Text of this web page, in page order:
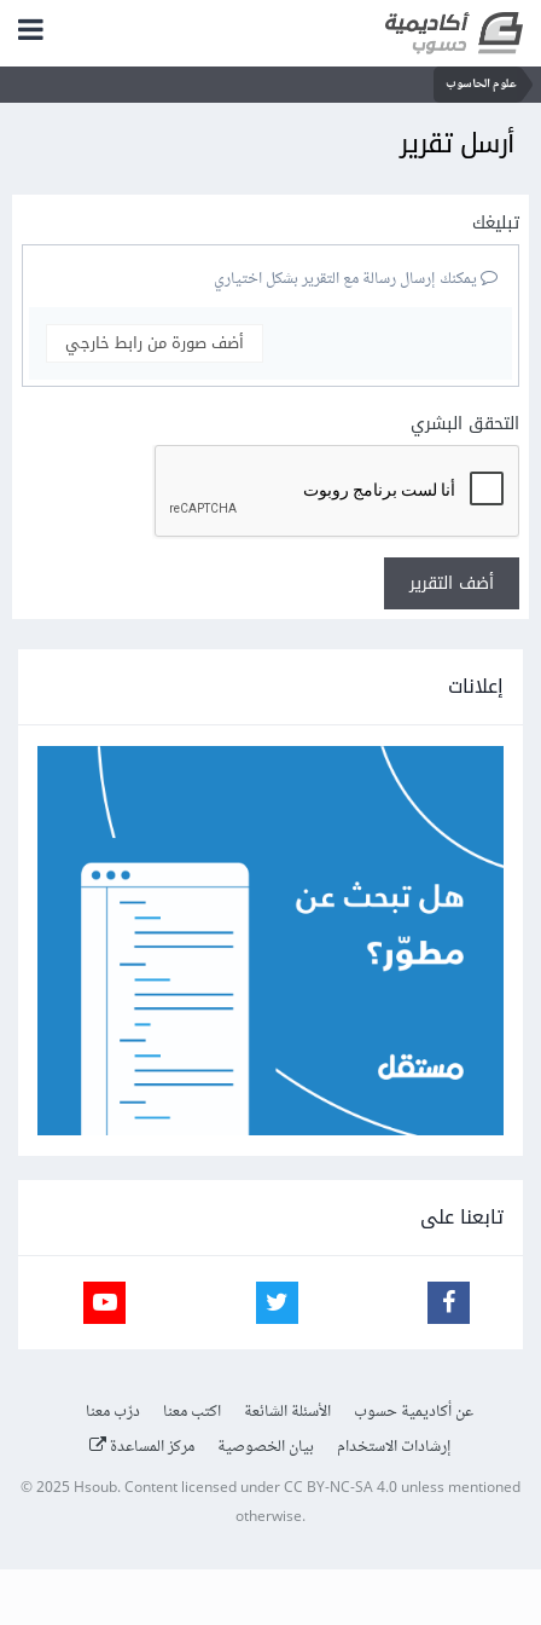
علوم الحاسوب
أرسل تقرير
تبليغك
يمكنك إرسال رسالة مع التقرير بشكل اختياري
أضف صورة من رابط خارجي
التحقق البشري
أضف التقرير
إعلانات
تابعنا على
عن أكاديمية حسوب الأسئلة الشائعة اكتب معنا
درّب معنا
إرشادات الاستخدام
بيان الخصوصية مركز المساعدة
© 2025 Hsoub.Content licensed underCC BY-NC-SA 4.0unless mentioned
otherwise.